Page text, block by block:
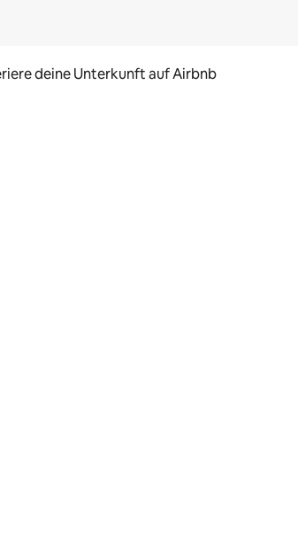
deine Unterkunft auf Airbnb